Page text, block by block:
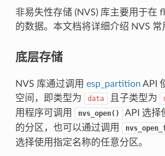
非易失性存储 (NVS) 库主要用于在
的数据。本文档将详细介绍 NVS 常
底层存储
NVS 库通过调用 esp_partition API
空间，即类型为
data 且子类型为
用程序可调用
nvs_open() API 选择
的分区，也可以通过调用
选择使用指定名称的任意分区。